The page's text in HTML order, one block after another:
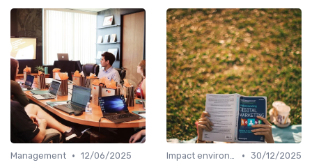
Management • 12/06/2025
Impact environnemental • 30/12/2025